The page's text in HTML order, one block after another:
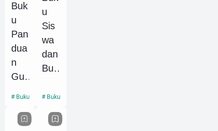
(Gu
ru
dan
Sis
wa)
pdf
isi
Ter
Kel
as
11
Kuri
kulu
Mer
dek
Buk
u
Pan
dua
n
Gur
uk
Buku Edukasi
u
Sis
wa
dan
Buk
Gur
SM
Buku Edukasi